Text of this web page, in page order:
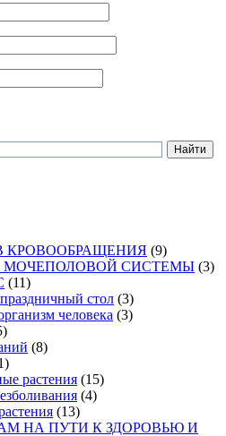
КРОВООБРАЩЕНИЯ (9)
МОЧЕПОЛОВОЙ СИСТЕМЫ (3)
(11)
стол (3)
человека (3)
(8)
растения (15)
(4)
(13)
НА ПУТИ К ЗДОРОВЬЮ И